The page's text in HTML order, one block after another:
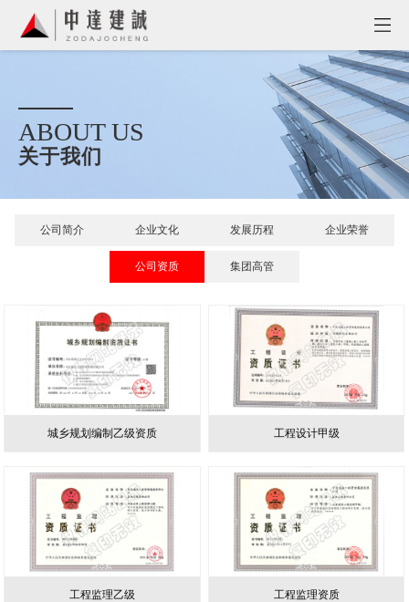
ABOUT US
关于我们
公司简介 企业文化 发展历程 企业荣誉
公司资质 集团高管
城乡规划编制乙级资质 工程设计甲级
工程监理乙级 工程监理资质